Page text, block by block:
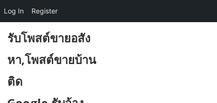
content
รับโพสต์ขายอสัง
หา,โพสต์ขายบ้าน
ติด
Log In Register